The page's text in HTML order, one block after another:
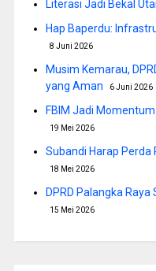
Literasi Jadi Bekal
Hap Baperdu:
8 Juni 2026
Musim Kemarau,
yang Aman
6 Juni 2026
FBIM Jadi
19 Mei 2026
Subandi Harap Perda
18 Mei 2026
DPRD Palangka
15 Mei 2026